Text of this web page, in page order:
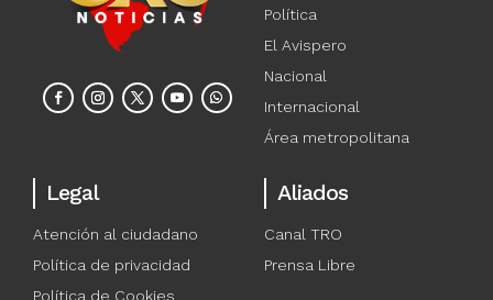
Política
El Avispero
Nacional
Internacional
Área metropolitana
Legal
Atención al ciudadano
Política de privacidad
Política de Cookies
Aliados
Canal TRO
Prensa Libre